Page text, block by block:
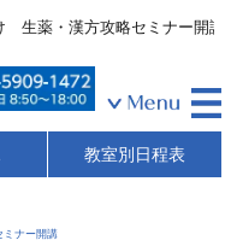
生薬・漢方攻略セミナー開
教室別日程表
ミナー開講